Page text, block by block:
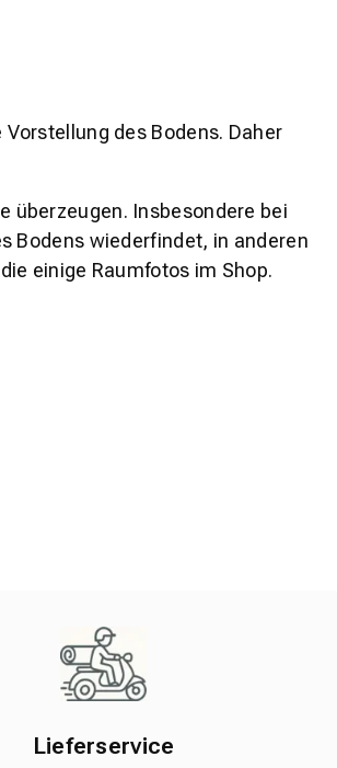
des Bodens. Daher
überzeugen. Insbesondere bei
Bodens wiederfindet, in anderen
einige Raumfotos im Shop.
Lieferservice